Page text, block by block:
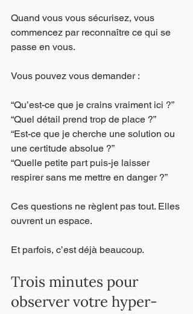
Quand vous vous sécurisez, vous
commencez par reconnaître ce qui se
passe en vous.
Vous pouvez vous demander :
“Qu’est-ce que je crains vraiment ici ?”
“Quel détail prend trop de place ?”
“Est-ce que je cherche une solution ou
une certitude absolue ?”
“Quelle petite part puis-je laisser
respirer sans me mettre en danger ?”
Ces questions ne règlent pas tout. Elles
ouvrent un espace.
Et parfois, c’est déjà beaucoup.
Trois minutes pour
observer votre hyper-